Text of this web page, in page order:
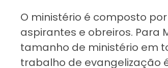
O ministério é composto
aspirantes e obreiros. Para
tamanho de ministério em
trabalho de evangelização